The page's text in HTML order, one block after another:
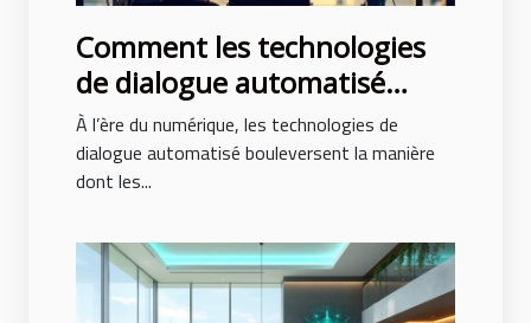
Comment les technologies
de dialogue automatisé
transforment-elles
l'interaction en ligne ?
À l’ère du numérique, les technologies de
dialogue automatisé bouleversent la manière
dont les...